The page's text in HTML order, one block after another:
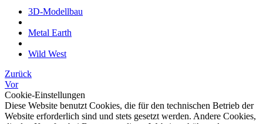
3D-Modellbau
Metal Earth
Wild West
Zurück
Vor
Cookie-Einstellungen
Diese Website benutzt Cookies, die für den technischen Betrieb der
Website erforderlich sind und stets gesetzt werden. Andere Cookies,